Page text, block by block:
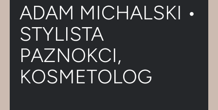
ADAM MICHALSKI •
STYLISTA
PAZNOKCI,
KOSMETOLOG